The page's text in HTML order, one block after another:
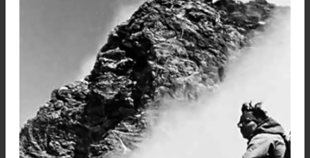
para evitar ser trasladado a Alemania, lugar
eran trasladado por los nacistas para trabajar
En este corto, pero cruento periodo de
resistencia, Louis, muchas veces estuvo tentado
participar como partisano, actividad esta
de la cual, luego, se arrepintió el no haber
llevarla a cabo, no obstante, participó en